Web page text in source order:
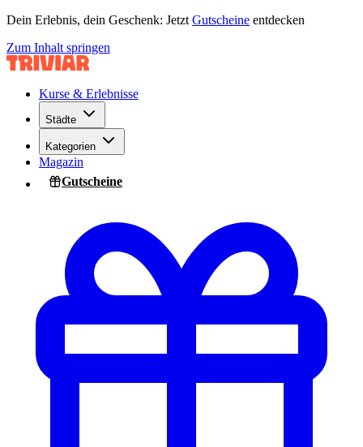
Dein Erlebnis, dein Geschenk: Jetzt Gutscheine entdecken
Zum Inhalt springen
Kurse & Erlebnisse
Städte
Kategorien
Magazin
Gutscheine